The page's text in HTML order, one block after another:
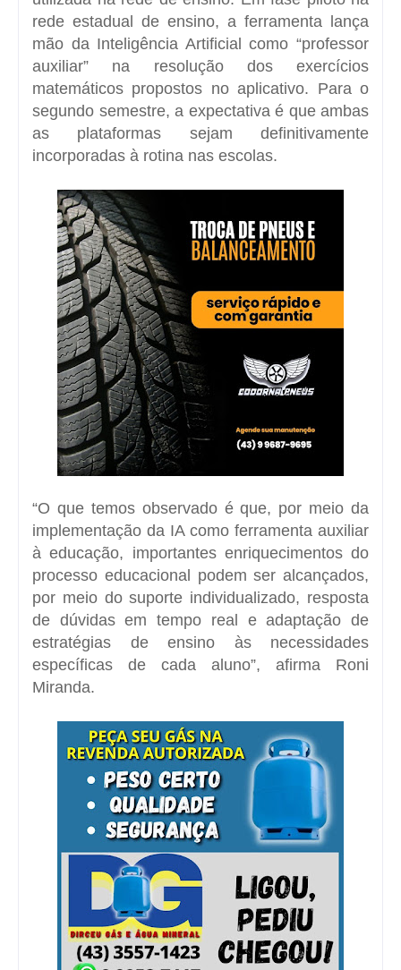
rede estadual de ensino, a ferramenta lança
mão da Inteligência Artificial como “professor
auxiliar” na resolução dos exercícios
matemáticos propostos no aplicativo. Para o
segundo semestre, a expectativa é que ambas
as plataformas sejam definitivamente
incorporadas à rotina nas escolas.
“O que temos observado é que, por meio da
implementação da IA como ferramenta auxiliar
à educação, importantes enriquecimentos do
processo educacional podem ser alcançados,
por meio do suporte individualizado, resposta
de dúvidas em tempo real e adaptação de
estratégias de ensino às necessidades
específicas de cada aluno”, afirma Roni
Miranda.